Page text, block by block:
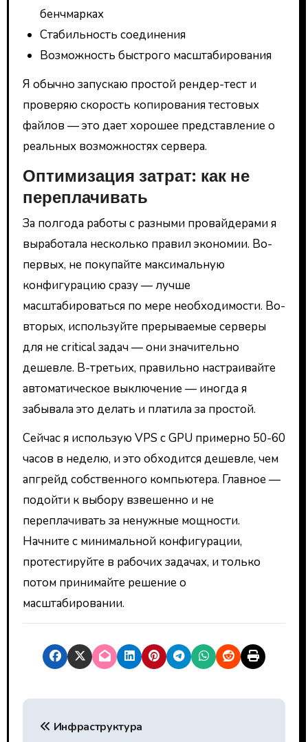
бенчмарках
Стабильность соединения
Возможность быстрого масштабирования
Я обычно запускаю простой рендер-тест и
проверяю скорость копирования тестовых
файлов — это дает хорошее представление о
реальных возможностях сервера.
Оптимизация затрат: как не
переплачивать
За полгода работы с разными провайдерами я
выработала несколько правил экономии. Во-
первых, не покупайте максимальную
конфигурацию сразу — лучше
масштабироваться по мере необходимости. Во-
вторых, используйте прерываемые серверы
для не critical задач — они значительно
дешевле. В-третьих, правильно настраивайте
автоматическое выключение — иногда я
забывала это делать и платила за простой.
Сейчас я использую VPS с GPU примерно 50-60
часов в неделю, и это обходится дешевле, чем
апгрейд собственного компьютера. Главное —
подойти к выбору взвешенно и не
переплачивать за ненужные мощности.
Начните с минимальной конфигурации,
протестируйте в рабочих задачах, и только
потом принимайте решение о
масштабировании.
Н
Инфраструктура